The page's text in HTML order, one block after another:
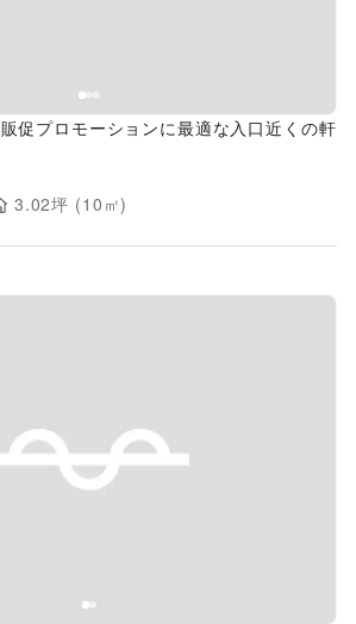
促プロモーションに最適な入口近くの軒
3.02坪 (10 ㎡)